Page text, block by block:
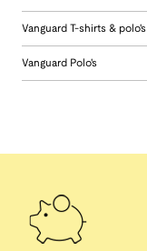
Vanguard T-shirts & polo's
Vanguard Polo's